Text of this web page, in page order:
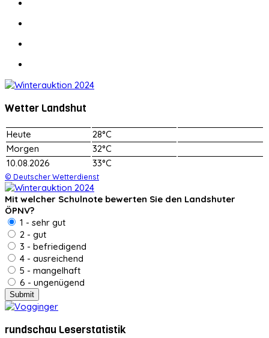
Wetter Landshut
Heute
28°C
Morgen
32°C
10.08.2026
33°C
© Deutscher Wetterdienst
Mit welcher Schulnote bewerten Sie den Landshuter
ÖPNV?
1 - sehr gut
2 - gut
3 - befriedigend
4 - ausreichend
5 - mangelhaft
6 - ungenügend
rundschau Leserstatistik